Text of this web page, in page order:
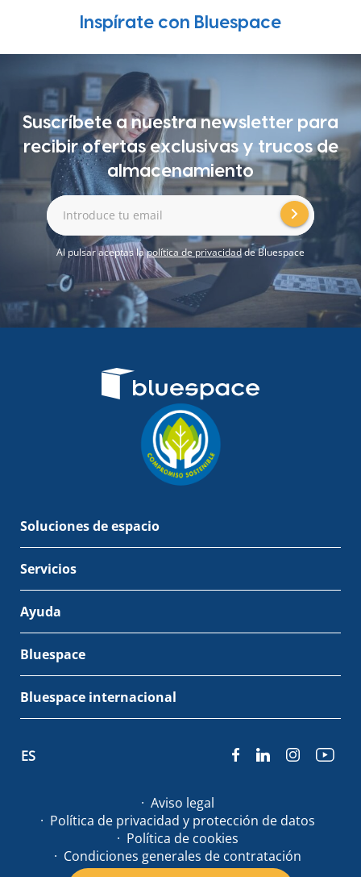
Inspírate con Bluespace
Suscríbete a nuestra newsletter para
recibir ofertas exclusivas y trucos de
almacenamiento
Introduce tu email
Al pulsar aceptas lapolítica de privacidadde Bluespace
Soluciones de espacio
Servicios
Ayuda
Bluespace
Bluespace internacional
Aviso legal
Política de privacidad y protección de datos
Política de cookies
Condiciones generales de contratación
ES